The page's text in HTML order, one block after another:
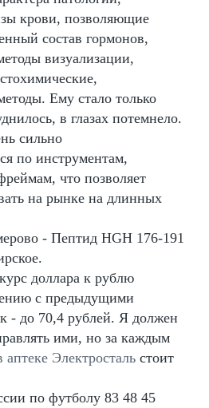
крови, позволяющие
состав гормонов,
визуализации,
Ему стало только
в глазах потемнело.
сильно
по инструментам,
что позволяет
на рынке на длинных
- Пептид HGH 176-191
доллара к рублю
с предыдущими
- до 70,4 рублей. Я должен
ими, но за каждым
аптеке Электросталь стоит
по футболу 83 48 45